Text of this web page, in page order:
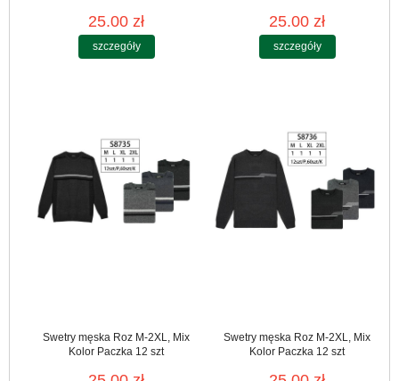
25.00 zł
szczegóły
25.00 zł
szczegóły
Swetry męska Roz M-2XL, Mix
Kolor Paczka 12 szt
Swetry męska Roz M-2XL, Mix
Kolor Paczka 12 szt